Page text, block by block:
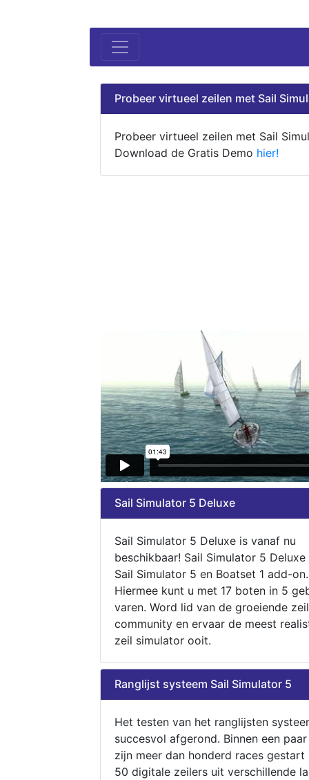
Probeer virtueel zeilen met Sail
Probeer virtueel zeilen met Sail
Download de Gratis Demo hier!
Sail Simulator 5 Deluxe
Sail Simulator 5 Deluxe is vanaf nu
beschikbaar! Sail Simulator 5
Sail Simulator 5 en Boatset 1 add-on.
Hiermee kunt u met 17 boten in 5
varen. Word lid van de groeiende zeil
community en ervaar de meest
zeil simulator ooit.
Ranglijst systeem Sail Simulator 5
Het testen van het ranglijsten
succesvol afgerond. Binnen een
zijn meer dan honderd races gestart
50 digitale zeilers uit verschillende